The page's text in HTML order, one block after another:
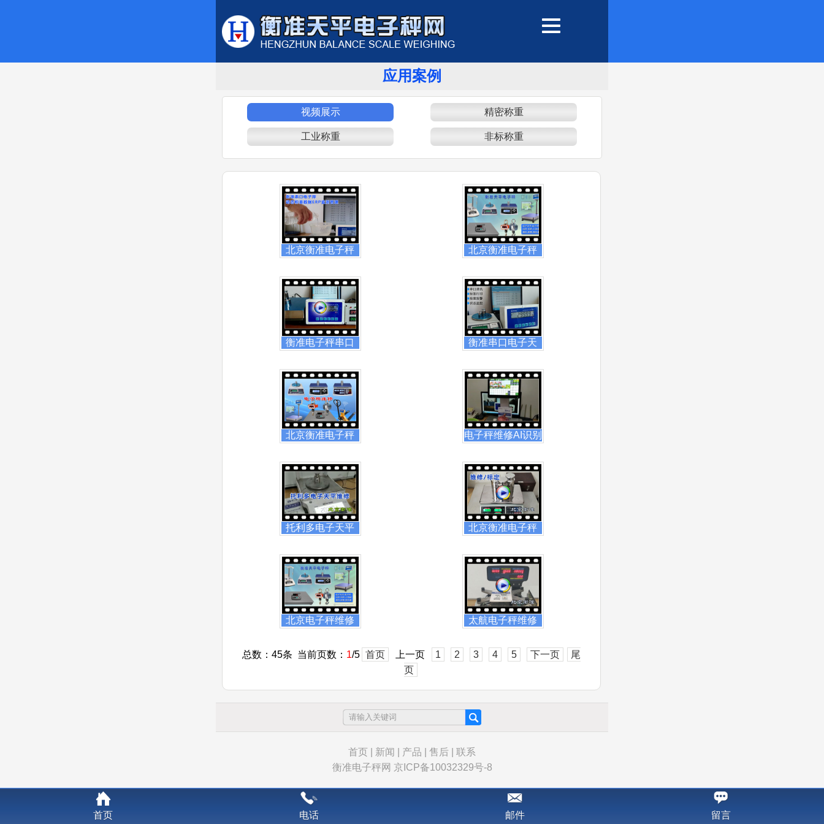
应用案例
视频展示 精密称重
工业称重 非标称重
北京衡准电子秤
北京衡准电子秤
衡准电子秤串口
衡准串口电子天
北京衡准电子秤
电子秤维修AI识别
托利多电子天平
北京衡准电子秤
北京电子秤维修
太航电子秤维修
总数：45条 当前页数： 1/5 首页 上一页 1 2 3 4 5 下一页
尾
页
首页 新闻 产品 售后
联系
衡准电子秤网 京ICP备10032329号-8
首页 电话 邮件 留言